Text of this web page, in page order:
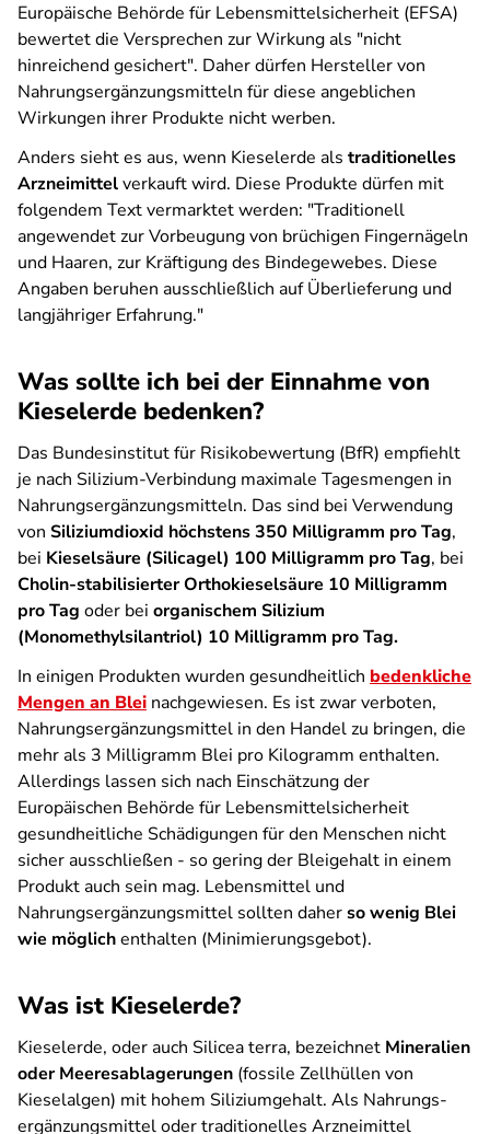
Europäische Behörde für Lebensmittelsicherheit (EFSA)
bewertet die Versprechen zur Wirkung als "nicht
hinreichend gesichert". Daher dürfen Hersteller von
Nahrungsergänzungsmitteln für diese angeblichen
Wirkungen ihrer Produkte nicht werben.
Anders sieht es aus, wenn Kieselerde als traditionelles
Arzneimittelverkauft wird. Diese Produkte dürfen mit
folgendem Text vermarktet werden: "Traditionell
angewendet zur Vorbeugung von brüchigen Fingernägeln
und Haaren, zur Kräftigung des Bindegewebes. Diese
Angaben beruhen ausschließlich auf Überlieferung und
langjähriger Erfahrung."
Was sollte ich bei der Einnahme von
Kieselerde bedenken?
Das Bundesinstitut für Risikobewertung (BfR) empfiehlt
je nach Silizium-Verbindung maximale Tagesmengen in
Nahrungsergänzungsmitteln. Das sind bei Verwendung
von Siliziumdioxid höchstens 350 Milligramm pro Tag,
bei Kieselsäure (Silicagel) 100 Milligramm pro Tag, bei
Cholin-stabilisierter Orthokieselsäure 10 Milligramm
pro Tag oder bei organischem Silizium
(Monomethylsilantriol) 10 Milligramm pro Tag.
In einigen Produkten wurden gesundheitlich bedenkliche
Mengen an Blei nachgewiesen. Es ist zwar verboten,
Nahrungs­ergänzungsmittel in den Handel zu bringen, die
mehr als 3 Milligramm Blei pro Kilogramm enthalten.
Allerdings lassen sich nach Einschätzung der
Europäischen Behörde für Lebensmittelsicherheit
gesundheitliche Schädigungen für den Menschen nicht
sicher ausschließen - so gering der Bleigehalt in einem
Produkt auch sein mag. Lebensmittel und
Nahrungsergänzungsmittel sollten daherso wenig Blei
wie möglichenthalten (Minimierungsgebot).
Was ist Kieselerde?
Kieselerde, oder auch Silicea terra, bezeichnet Mineralien
oder Meeresablagerungen (fossile Zellhüllen von
Kieselalgen) mit hohem Siliziumgehalt. Als Nahrungs­
ergänzungsmittel oder traditionelles Arzneimittel